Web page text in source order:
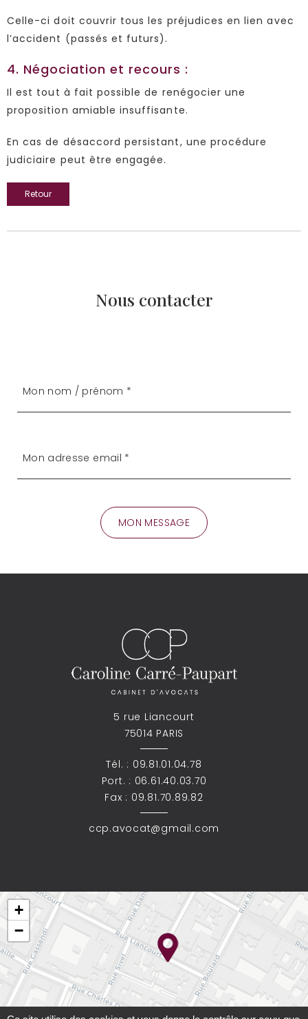
Celle-ci doit couvrir tous les préjudices en lien avec
l’accident (passés et futurs).
4. Négociation et recours :
Il est tout à fait possible de renégocier une
proposition amiable insuffisante.
En cas de désaccord persistant, une procédure
judiciaire peut être engagée.
Retour
Nous contacter
5 rue Liancourt
75014 PARIS
Tél. : 09.81.01.04.78
Port. : 06.61.40.03.70
Fax : 09.81.70.89.82
ccp.avocat@gmail.com
+
−